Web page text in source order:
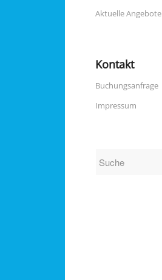
Aktuelle Angebote
Kontakt
Buchungsanfrage
Impressum